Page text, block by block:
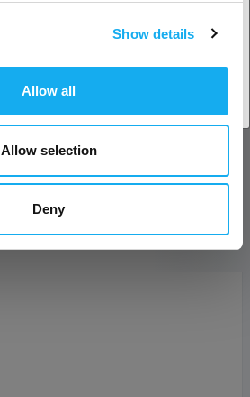
Show details
Allow all
Allow selection
Deny